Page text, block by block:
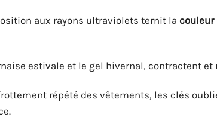
aux rayons ultraviolets ternit la couleur
estivale et le gel hivernal, contractent
répété des vêtements, les clés